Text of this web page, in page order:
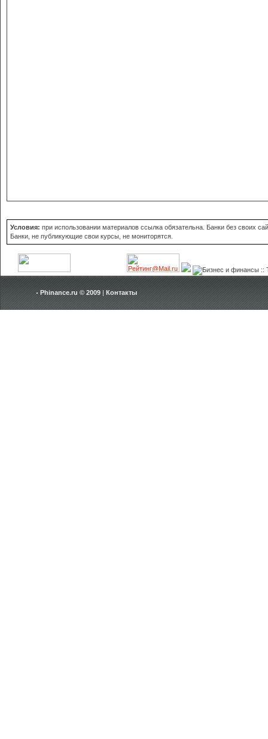
Условия: при использовании материалов ссылка обязательна. Банки без своих
Банки, не публикующие свои курсы, не мониторятся.
Phinance.ru © 2009 | Контакты